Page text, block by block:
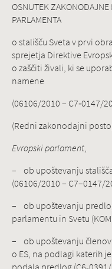
OSNUTEK ZAKONODAJNE
PARLAMENTA
o stališču Sveta v prvi
sprejetja Direktive
o zaščiti živali, ki se
namene
(06106/2010 – C7‑0147/
(Redni zakonodajni
Evropski parlament,
– ob upoštevanju
(06106/2010 – C7–0147/
– ob upoštevanju
parlamentu in Svetu
– ob upoštevanju členov
o ES, na podlagi katerih